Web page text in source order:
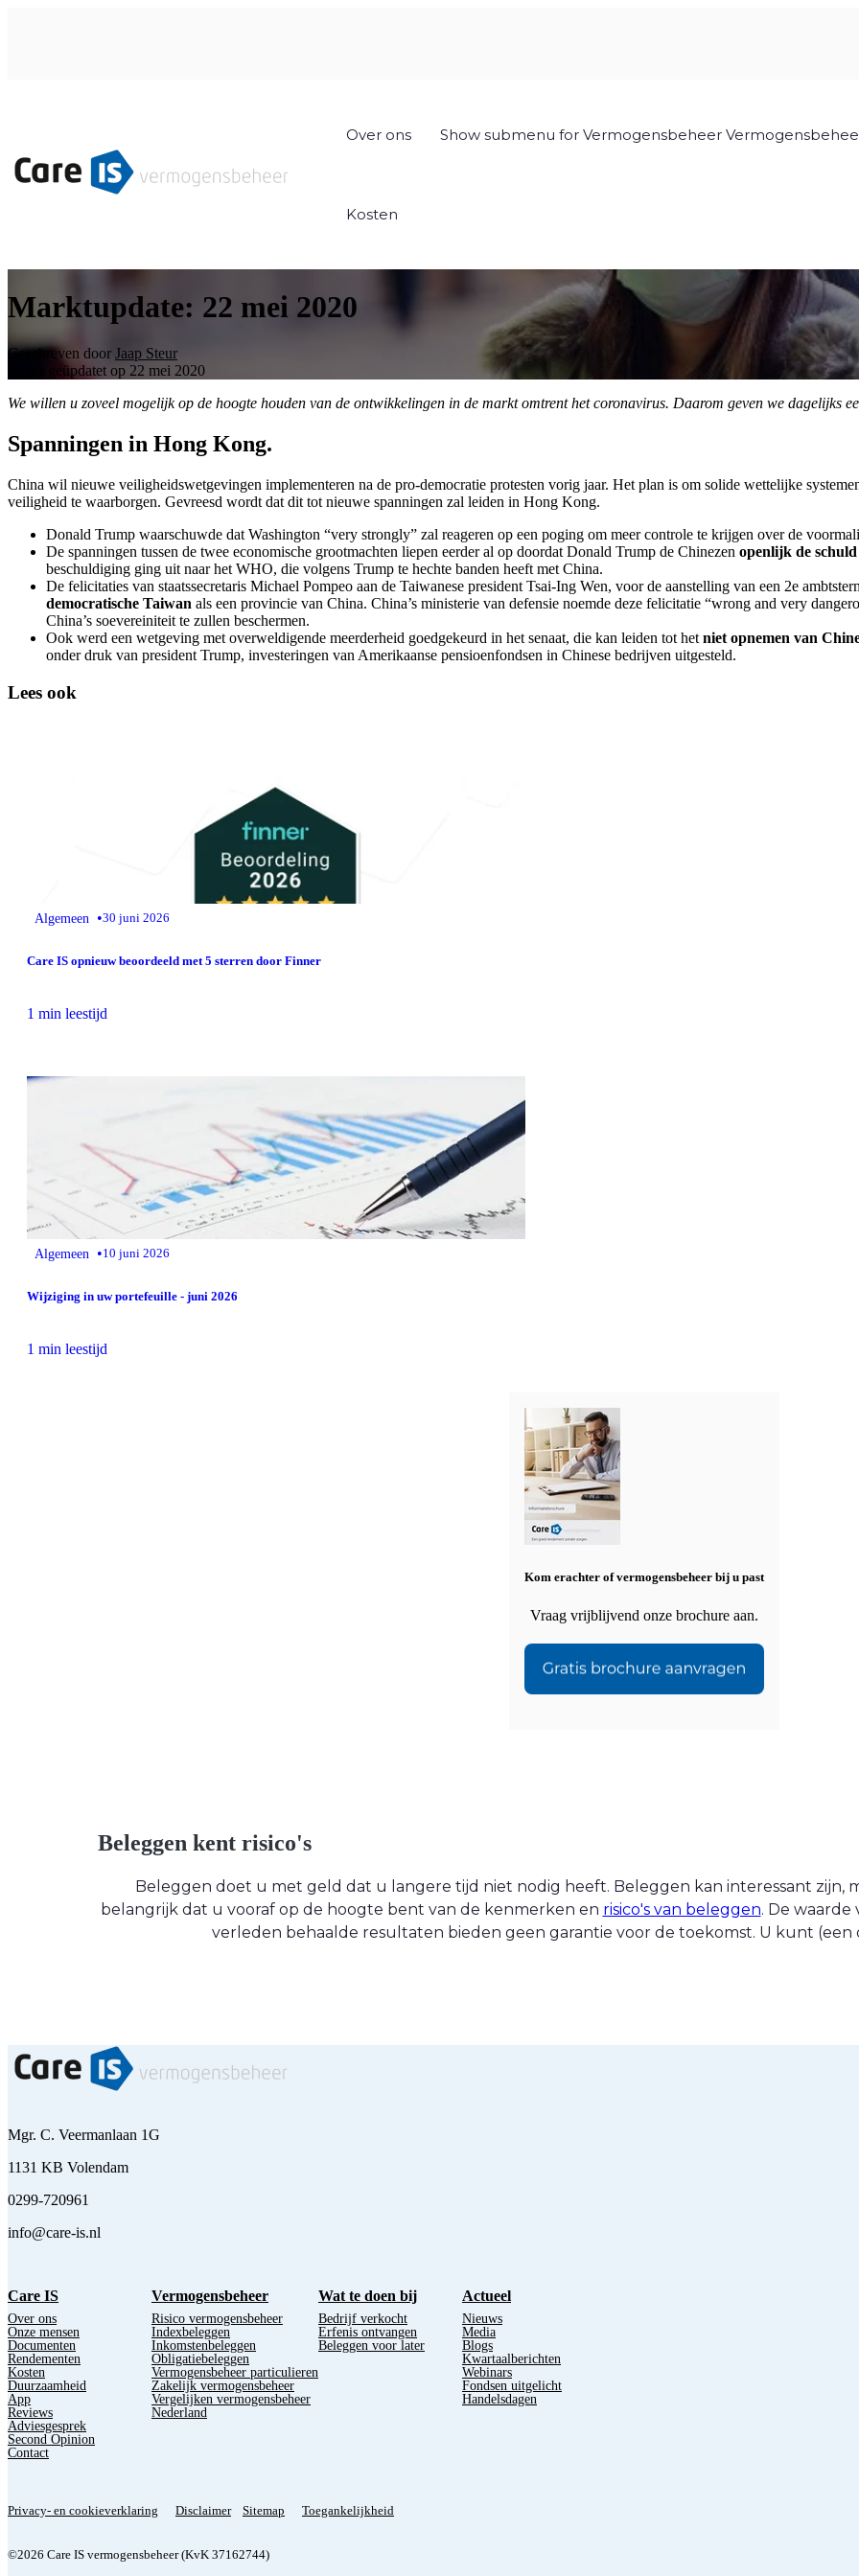
Over ons Show submenu for Vermogensbeheer
Kosten
Marktupdate: 22 mei 2020
Geschreven door Jaap Steur
Laatst geüpdatet op 22 mei 2020
We willen u zoveel mogelijk op de hoogte houden van de ontwikkelingen in de markt omtrent het coronavirus. Daarom geven we dagelijks
Spanningen in Hong Kong.
China wil nieuwe veiligheidswetgevingen implementeren na de pro-democratie protesten vorig jaar. Het plan is om solide wettelijke
veiligheid te waarborgen. Gevreesd wordt dat dit tot nieuwe spanningen zal leiden in Hong Kong.
Donald Trump waarschuwde dat Washington “very strongly” zal reageren op een poging om meer controle te krijgen over de
De spanningen tussen de twee economische grootmachten liepen eerder al op doordat Donald Trump de Chinezen openlijk de schuld
beschuldiging ging uit naar het WHO, die volgens Trump te hechte banden heeft met China.
De felicitaties van staatssecretaris Michael Pompeo aan de Taiwanese president Tsai-Ing Wen, voor de aanstelling van een 2e
democratische Taiwan als een provincie van China. China’s ministerie van defensie noemde deze felicitatie “wrong and very
China’s soevereiniteit te zullen beschermen.
Ook werd een wetgeving met overweldigende meerderheid goedgekeurd in het senaat, die kan leiden tot het niet opnemen van
onder druk van president Trump, investeringen van Amerikaanse pensioenfondsen in Chinese bedrijven uitgesteld.
Lees ook
Algemeen •30 juni 2026
Care IS opnieuw beoordeeld met 5 sterren door Finner
1 min leestijd
Algemeen •10 juni 2026
Wijziging in uw portefeuille - juni 2026
1 min leestijd
Kom erachter of vermogensbeheer bij u past
Vraag vrijblijvend onze brochure aan.
Beleggen kent risico's
Beleggen doet u met geld dat u langere tijd niet nodig heeft. Beleggen kan interessant zijn,
belangrijk dat u vooraf op de hoogte bent van de kenmerken en risico's van beleggen. De
verleden behaalde resultaten bieden geen garantie voor de toekomst. U kunt (een
Mgr. C. Veermanlaan 1G
1131 KB Volendam
0299-720961
info@care-is.nl
Care IS
Over ons
Onze mensen
Documenten
Rendementen
Kosten
Duurzaamheid
App
Reviews
Adviesgesprek
Second Opinion
Contact
Vermogensbeheer
Risico vermogensbeheer
Indexbeleggen
Inkomstenbeleggen
Obligatiebeleggen
Vermogensbeheer particulieren
Zakelijk vermogensbeheer
Vergelijken vermogensbeheer
Nederland
Wat te doen bij
Bedrijf verkocht
Erfenis ontvangen
Beleggen voor later
Actueel
Nieuws
Media
Blogs
Kwartaalberichten
Webinars
Fondsen uitgelicht
Handelsdagen
Privacy- en cookieverklaring Disclaimer Sitemap Toegankelijkheid
©2026 Care IS vermogensbeheer (KvK 37162744)